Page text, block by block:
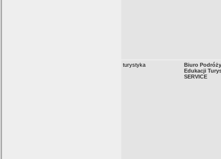
turystyka
Biuro
Edukacji
SERVICE